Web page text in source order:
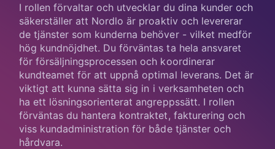
I rollen förvaltar och utvecklar du dina kunder och
säkerställer att Nordlo är proaktiv och levererar
de tjänster som kunderna behöver - vilket medför
hög kundnöjdhet. Du förväntas ta hela ansvaret
för försäljningsprocessen och koordinerar
kundteamet för att uppnå optimal leverans. Det är
viktigt att kunna sätta sig in i verksamheten och
ha ett lösningsorienterat angreppssätt. I rollen
förväntas du hantera kontraktet, fakturering och
viss kundadministration för både tjänster och
hårdvara.